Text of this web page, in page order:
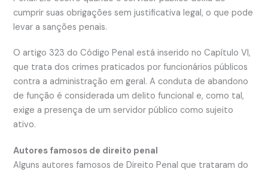
cumprir suas obrigações sem justificativa legal, o que pode
levar a sanções penais.
O artigo 323 do Código Penal está inserido no Capítulo VI,
que trata dos crimes praticados por funcionários públicos
contra a administração em geral. A conduta de abandono
de função é considerada um delito funcional e, como tal,
exige a presença de um servidor público como sujeito
ativo.
Autores famosos de direito penal
Alguns autores famosos de Direito Penal que trataram do